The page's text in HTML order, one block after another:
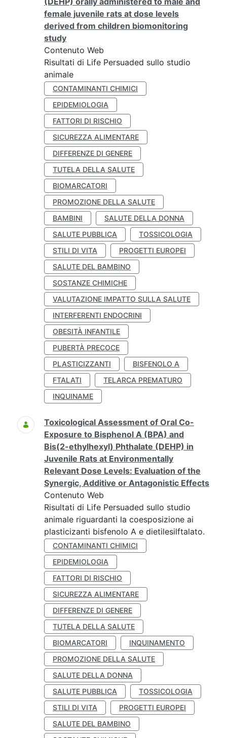
female juvenile rats at dose levels
derived from children biomonitoring
study
Contenuto Web
Risultati di Life Persuaded sullo studio
animale
CONTAMINANTI CHIMICI
EPIDEMIOLOGIA
FATTORI DI RISCHIO
SICUREZZA ALIMENTARE
DIFFERENZE DI GENERE
TUTELA DELLA SALUTE
BIOMARCATORI
PROMOZIONE DELLA SALUTE
BAMBINI
SALUTE DELLA DONNA
SALUTE PUBBLICA
TOSSICOLOGIA
STILI DI VITA
PROGETTI EUROPEI
SALUTE DEL BAMBINO
SOSTANZE CHIMICHE
VALUTAZIONE IMPATTO SULLA SALUTE
INTERFERENTI ENDOCRINI
OBESITÀ INFANTILE
PUBERTÀ PRECOCE
PLASTICIZZANTI
BISFENOLO A
FTALATI
TELARCA PREMATURO
INQUINAME
Toxicological Assessment of Oral Co-
Exposure to Bisphenol A (BPA) and
Bis(2-ethylhexyl) Phthalate (DEHP) in
Juvenile Rats at Environmentally
Relevant Dose Levels: Evaluation of the
Synergic, Additive or Antagonistic Effects
Contenuto Web
Risultati di Life Persuaded sullo studio
animale riguardanti la coesposizione ai
plasticizanti bisfenolo A e dietilesilftalato.
CONTAMINANTI CHIMICI
EPIDEMIOLOGIA
FATTORI DI RISCHIO
SICUREZZA ALIMENTARE
DIFFERENZE DI GENERE
TUTELA DELLA SALUTE
BIOMARCATORI
INQUINAMENTO
PROMOZIONE DELLA SALUTE
SALUTE DELLA DONNA
SALUTE PUBBLICA
TOSSICOLOGIA
STILI DI VITA
PROGETTI EUROPEI
SALUTE DEL BAMBINO